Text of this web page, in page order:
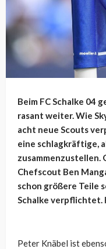
Beim FC Schalke 04
rasant weiter. Wie
acht neue Scouts
eine schlagkräftige,
zusammenzustellen.
Chefscout Ben
schon größere Teile
Schalke verpflichtet.
Peter Knäbel ist